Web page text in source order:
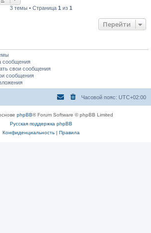
3 темы • Страница 1 из 1
Перейти
сообщения
свои сообщения
сообщения
Часовой пояс: UTC+02:00
phpBB® Forum Software © phpBB Limited
Русская поддержка phpBB
Конфиденциальность| Правила